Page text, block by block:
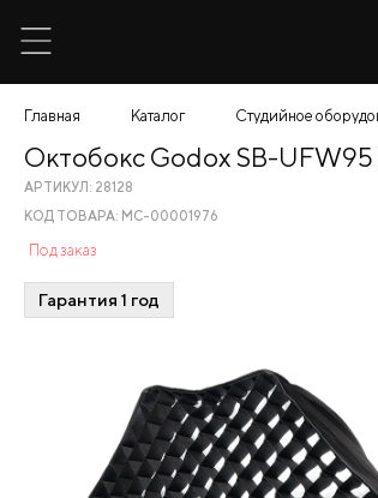
Главная Каталог Студийное
Октобокс Godox SB-
АРТИКУЛ: 28128
КОД ТОВАРА: МС-00001976
Под заказ
Гарантия 1 год